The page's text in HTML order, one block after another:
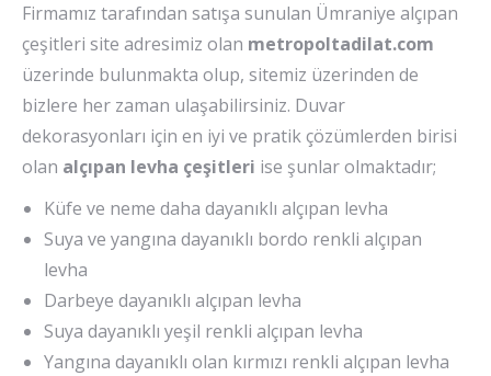
Firmamız tarafından satışa sunulan Ümraniye alçıpan
çeşitleri site adresimiz olan metropoltadilat.com
üzerinde bulunmakta olup, sitemiz üzerinden de
bizlere her zaman ulaşabilirsiniz. Duvar
dekorasyonları için en iyi ve pratik çözümlerden birisi
olan alçıpan levha çeşitleri ise şunlar olmaktadır;
Küfe ve neme daha dayanıklı alçıpan levha
Suya ve yangına dayanıklı bordo renkli alçıpan
levha
Darbeye dayanıklı alçıpan levha
Suya dayanıklı yeşil renkli alçıpan levha
Yangına dayanıklı olan kırmızı renkli alçıpan levha